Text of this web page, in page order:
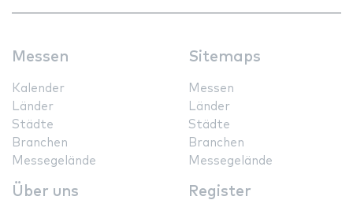
Messen
Kalender
Länder
Städte
Branchen
Messegelände
Sitemaps
Messen
Länder
Städte
Branchen
Messegelände
Über uns Register